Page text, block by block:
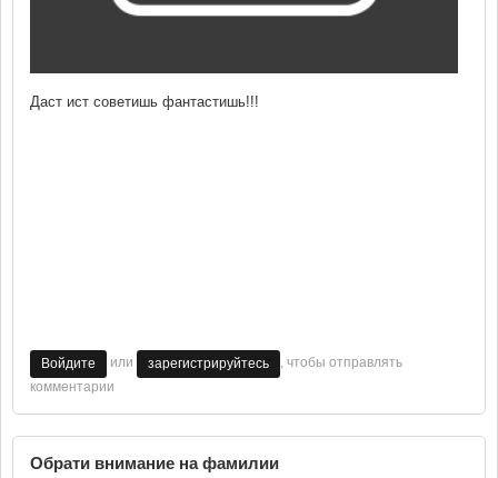
Даст ист советишь фантастишь!!!
Войдите или зарегистрируйтесь
, чтобы отправлять
комментарии
Обрати внимание на фамилии